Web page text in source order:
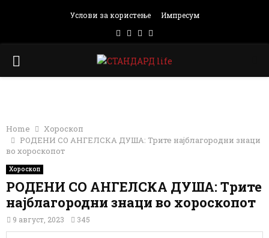
Услови за користење Импресум
Facebook
Instagram
Email
PRIMARY
Home
Хороскоп
РОДЕНИ СО АНГЕЛСКА ДУША: Tрите најблагородни знаци
во хороскопот
Хороскоп
РОДЕНИ СО АНГЕЛСКА ДУША: Tрите
најблагородни знаци во хороскопот
9 август, 2023 345